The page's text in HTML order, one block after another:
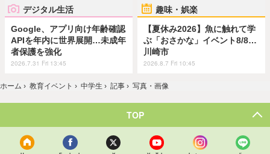
デジタル生活
Google、アプリ向け年齢確認
APIを年内に世界展開…未成年
者保護を強化
2026.7.31 Fri 13:45
趣味・娯楽
【夏休み2026】魚に触れて学
ぶ「おさかな」イベント8/8…
川崎市
2026.8.7 Fri 10:45
ホーム › 教育イベント › 中学生 › 記事 › 写真・画像
TOP